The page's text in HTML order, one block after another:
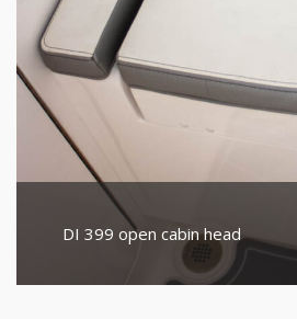
DI 399 open cabin head